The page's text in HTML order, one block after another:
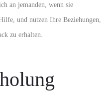
an jemanden, wenn sie
und nutzen Ihre Beziehungen,
zu erhalten.